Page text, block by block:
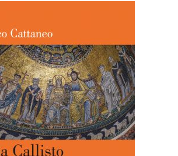
AGGIUNGI AL CARRELLO